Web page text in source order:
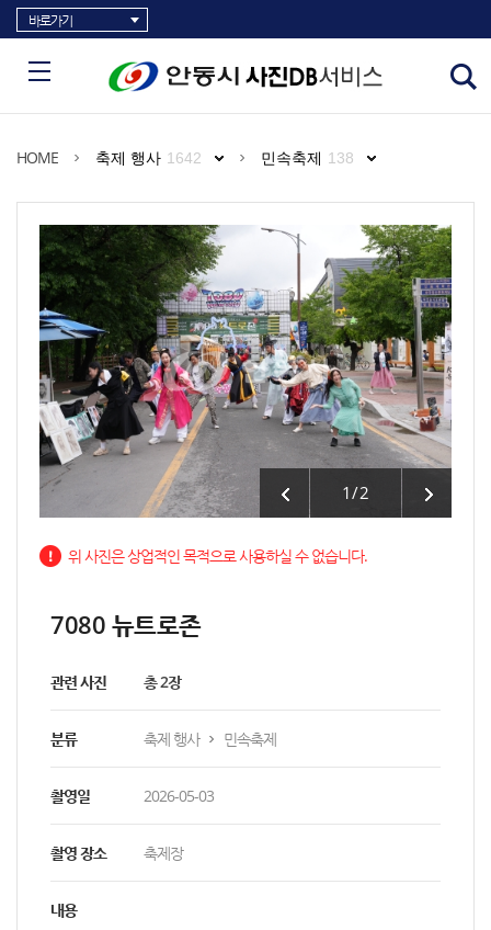
바로가기
HOME 축제 행사 1642 민속축제 138
1/2
위 사진은 상업적인 목적으로 사용하실 수 없습니다.
7080 뉴트로존
관련 사진 총 2장
분류 축제 행사 민속축제
촬영일 2026-05-03
촬영 장소 축제장
내용